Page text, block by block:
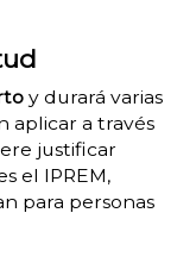
y durará varias
aplicar a través
justificar
el IPREM,
para personas